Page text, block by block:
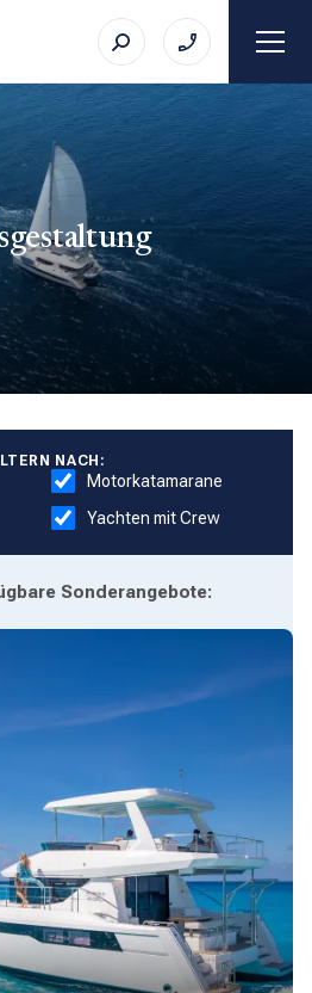
NACH:
Motorkatamarane
Yachten mit Crew
Sonderangebote: